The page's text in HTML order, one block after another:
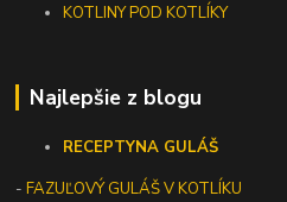
KOTLINY POD KOTLÍKY
Najlepšie z blogu
RECEPTYNA GULÁŠ
-FAZUĽOVÝ GULÁŠ V KOTLÍKU